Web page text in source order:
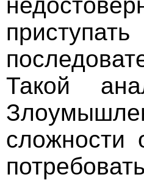
Такой
сложности